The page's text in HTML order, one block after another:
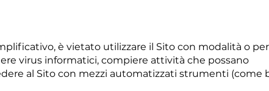
è vietato utilizzare il Sito con modalità o
virus informatici, compiere attività che possano
al Sito con mezzi automatizzati strumenti (come